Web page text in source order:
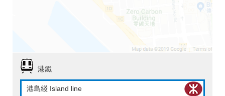
港鐵
港島綫 Island line